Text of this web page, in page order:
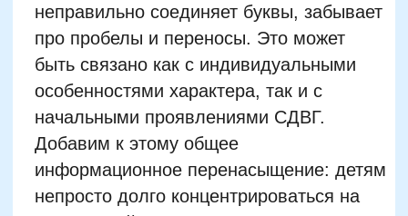
наблюдаются у 35–45% детей младшего
школьного возраста, особенно в первом
и втором классе. Ранняя диагностика
имеет критическое значение.